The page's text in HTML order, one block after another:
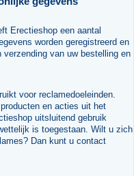
Erectieshop een aantal
worden geregistreerd en
van uw bestelling en
voor reclamedoeleinden.
en acties uit het
uitsluitend gebruik
is toegestaan. Wilt u zich
Dan kunt u contact